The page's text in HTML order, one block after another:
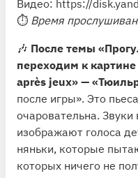
Видео: https://
⏱ Время
🎶 После темы
переходим к
après jeux» —
после игры». Это
очаровательна. Звуки
изображают голоса
няньки, которые
которых ничего не